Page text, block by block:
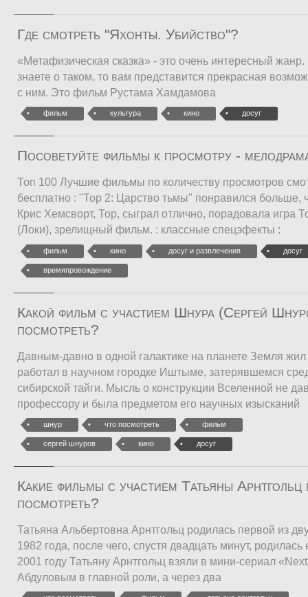
Где смотреть "Яхонты. Убийство"?
«Метафизическая сказка» - это очень интересный
знаете о таком, то вам представится прекрасная
с ним. Это фильм Рустама Хамдамова
фильм культура кино досуг
Посоветуйте фильмы к просмотру -
Топ 100 Лучшие фильмы по количеству просмотров
бесплатно : "Тор 2: Царство тьмы" понравился больше,
Крис Хемсворт, Тор, сыграл отлично, порадовала игра
(Локи), зрелищный фильм. : классные спецэфекты :
фильм кино досуг и развлечения досуг
времяпровождение
Какой фильм с участием Шнура (Сергей
посмотреть?
Давным-давно в одной галактике на планете Земля
работал в научном городке Иштыме, затерявшемся
сибирской тайги. Мысль о конструкции Вселенной не
профессору и была предметом его научных изысканий
шнур что посмотреть фильм
сергей шнуров кино досуг
Какие фильмы с участием Татьяны Арнтгольц
посмотреть?
Татьяна Альбертовна Арнтгольц родилась первой из
1982 года, после чего, спустя двадцать минут,
2001 году Татьяну Арнтгольц взяли в мини-сериал
Абдуловым в главной роли, а через два